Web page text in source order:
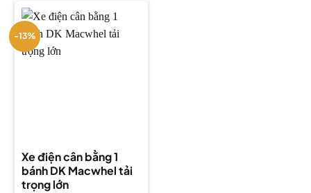
-13%
Xe điện cân bằng 1
bánh DK Macwhel tải
trọng lớn